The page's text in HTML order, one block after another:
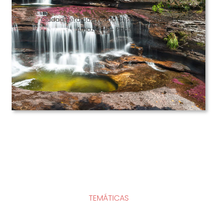
Ciudad Perdida – Caño Cristales – Guajira
Amazonía – Pacífico
TEMÁTICAS